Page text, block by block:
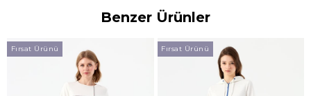
Benzer Ürünler
Fırsat Ürünü Fırsat Ürünü